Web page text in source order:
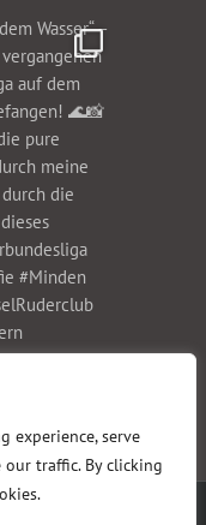
experience, serve
traffic. By clicking